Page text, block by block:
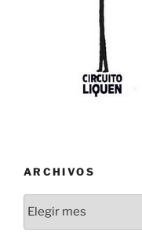
ARCHIVOS